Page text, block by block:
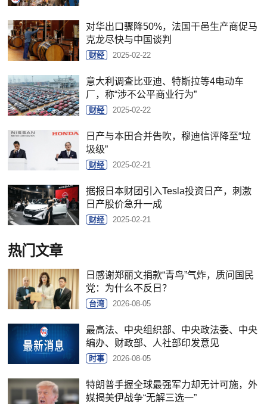
对华出口骤降50%，法国干邑生产商促马
克龙尽快与中国谈判
财经 2025-02-22
意大利调查比亚迪、特斯拉等4电动车
厂，称“涉不公平商业行为”
财经 2025-02-22
日产与本田合并告吹，穆迪信评降至“垃
圾级”
财经 2025-02-21
据报日本财团引入Tesla投资日产，刺激
日产股价急升一成
财经 2025-02-21
热门文章
日感谢郑丽文捐款“青鸟”气炸，质问国民
党：为什么不反日？
台湾 2026-08-05
最高法、中央组织部、中央政法委、中央
编办、财政部、人社部印发意见
时事 2026-08-05
特朗普手握全球最强军力却无计可施，外
媒揭美伊战争“无解三选一”